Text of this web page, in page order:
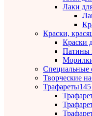
Лаки
Краски,
Краски
Патины
Специальные
Творческие
Трафареты